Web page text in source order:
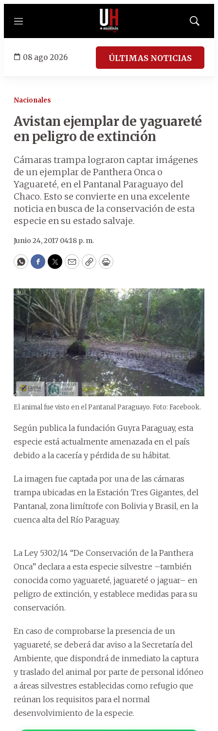
Menú
Mostrar
08 ago 2026 ÚLTIMAS NOTICIAS
Nacionales
Avistan ejemplar de yaguareté
en peligro de extinción
Cámaras trampa lograron captar imágenes
de un ejemplar de Panthera Onca o
Yaguareté, en el Pantanal Paraguayo del
Chaco. Esto se convierte en una excelente
noticia en busca de la conservación de esta
especie en su estado salvaje.
Junio 24, 2017 04:18 p. m.
WhatsApp
Facebook
Twitter
EmailCopyPrint
El animal fue visto en el Pantanal Paraguayo. Foto: Facebook.
Según publica la fundación Guyra Paraguay, esta
especie está actualmente amenazada en el país
debido a la cacería y pérdida de su hábitat.
La imagen fue captada por una de las cámaras
trampa ubicadas en la Estación Tres Gigantes, del
Pantanal, zona limítrofe con Bolivia y Brasil, en la
cuenca alta del Río Paraguay.
La Ley 5302/14 “De Conservación de la Panthera
Onca” declara a esta especie silvestre –también
conocida como yaguareté, jaguareté o jaguar– en
peligro de extinción, y establece medidas para su
conservación.
En caso de comprobarse la presencia de un
yaguareté, se deberá dar aviso a la Secretaría del
Ambiente, que dispondrá de inmediato la captura
y traslado del animal por parte de personal idóneo
a áreas silvestres establecidas como refugio que
reúnan los requisitos para el normal
desenvolvimiento de la especie.